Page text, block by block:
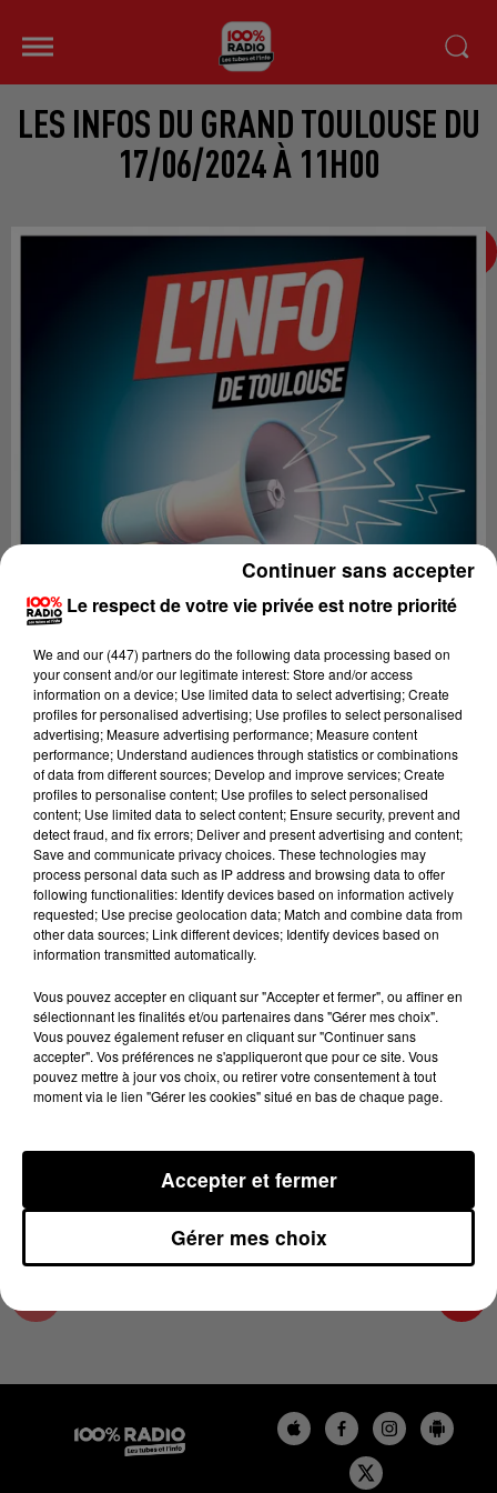
LES INFOS DU GRAND TOULOUSE DU
17/06/2024 À 11H00
Lecture (2 min 22 sec)
100%
100% Radio les infos du grand Toulouse
17 juin 2024 - 2 min 22 sec
LES INFOS DU GRAND TOULOUSE DU
17/06/2024 À 11H00
Podcasts infos du grand Toulouse
Le respect de votre vie privée est notre priorité
We and our (447) partnersdo the following data processing based on
your consent and/or our legitimate interest: Store and/or access
information on a device; Use limited data to select advertising; Create
profiles for personalised advertising; Use profiles to select personalised
advertising; Measure advertising performance; Measure content
performance; Understand audiences through statistics or combinations
of data from different sources; Develop and improve services; Create
profiles to personalise content; Use profiles to select personalised
content; Use limited data to select content; Ensure security, prevent and
detect fraud, and fix errors; Deliver and present advertising and content;
Save and communicate privacy choices. These technologies may
process personal data such as IP address and browsing data to offer
following functionalities: Identify devices based on information actively
requested; Use precise geolocation data; Match and combine data from
other data sources; Link different devices; Identify devices based on
information transmitted automatically.
Vous pouvez accepter en cliquant sur "Accepter et fermer", ou affiner en
sélectionnant les finalités et/ou partenaires dans "Gérer mes choix".
Vous pouvez également refuser en cliquant sur "Continuer sans
accepter". Vos préférences ne s'appliqueront que pour ce site. Vous
pouvez mettre à jour vos choix, ou retirer votre consentement à tout
moment via le lien "Gérer les cookies" situé en bas de chaque page.
Gérer mes choix
Accepter et fermer
Continuer sans accepter